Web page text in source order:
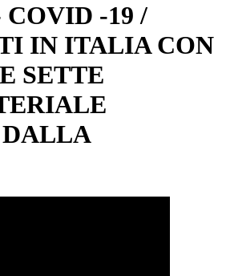
-19 /
IN ITALIA CON
SETTE